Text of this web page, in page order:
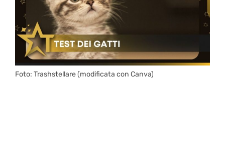
Foto: Trashstellare (modificata con Canva)